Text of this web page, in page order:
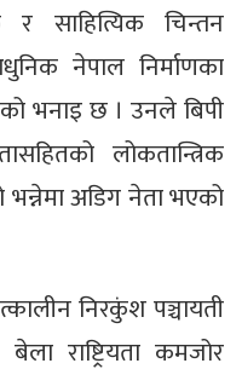
र साहित्यिक चिन्तन
नेपाल निर्माणका
भनाइ छ । उनले बिपी
लोकतान्त्रिक
भन्नेमा अडिग नेता भएको
निरकुंश पञ्चायती
राष्ट्रियता कमजोर